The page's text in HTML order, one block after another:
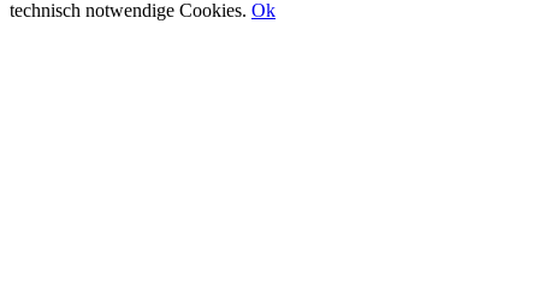
technisch notwendige Cookies. Ok